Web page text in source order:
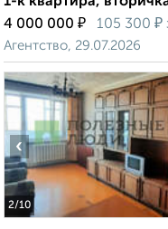
4 000 000 ₽ 105 300 ₽
Агентство, 29.07.2026
2/10
‹